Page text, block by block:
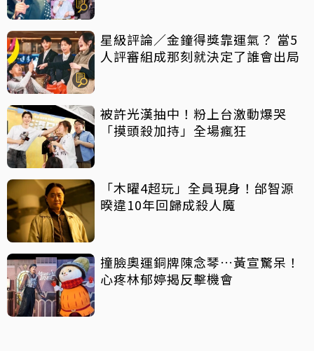
星級評論／金鐘得獎靠運氣？ 當5
人評審組成那刻就決定了誰會出局
被許光漢抽中！粉上台激動爆哭
「摸頭殺加持」全場瘋狂
「木曜4超玩」全員現身！邰智源
暌違10年回歸成殺人魔
撞臉奧運銅牌陳念琴…黃宣驚呆！
心疼林郁婷揭反擊機會